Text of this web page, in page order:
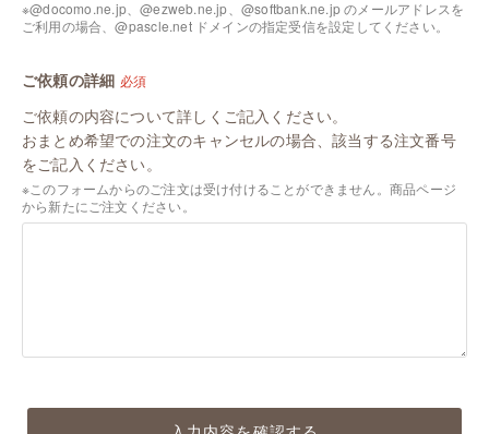
※@docomo.ne.jp、@ezweb.ne.jp、@softbank.ne.jp のメールアドレスを
ご利用の場合、@pascle.net ドメインの指定受信を設定してください。
ご依頼の詳細 必須
ご依頼の内容について詳しくご記入ください。
おまとめ希望での注文のキャンセルの場合、該当する注文番号
をご記入ください。
※このフォームからのご注文は受け付けることができません。商品ページ
から新たにご注文ください。